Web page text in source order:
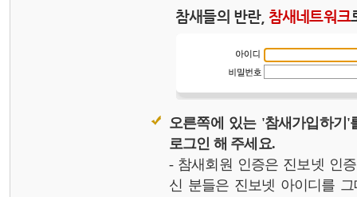
참새들의 반란, 참새네트워크
오른쪽에 있는 '참새가입하기
로그인 해 주세요.
- 참새회원 인증은 진보넷 인
신 분들은 진보넷 아이디를